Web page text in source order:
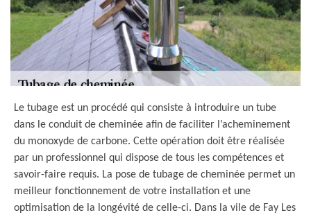
Le tubage est un procédé qui consiste à introduire un tube
dans le conduit de cheminée afin de faciliter l’acheminement
du monoxyde de carbone. Cette opération doit être réalisée
par un professionnel qui dispose de tous les compétences et
savoir-faire requis. La pose de tubage de cheminée permet un
meilleur fonctionnement de votre installation et une
optimisation de la longévité de celle-ci. Dans la vile de Fay Les